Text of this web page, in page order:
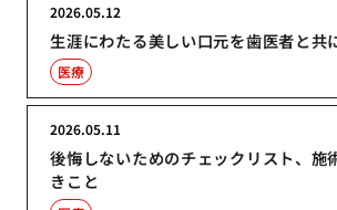
生涯にわたる美しい口元を歯医者と共
2026.05.12
医療
後悔しないためのチェックリスト、施
きこと
2026.05.11